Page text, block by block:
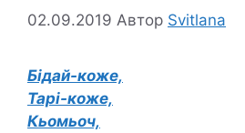
02.09.2019 Автор Svitlana
Бідай-коже,
Тарі-коже,
Кьомьоч,